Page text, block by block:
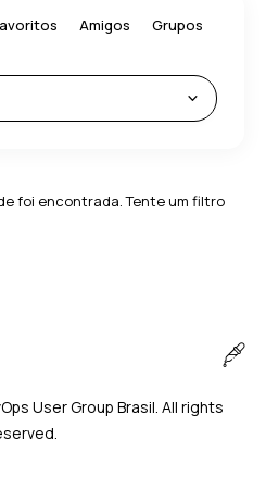
Amigos Grupos
foi encontrada. Tente um filtro
User Group Brasil. All rights